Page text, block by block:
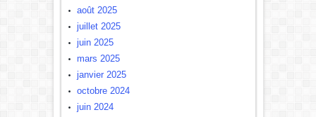
août 2025
juillet 2025
juin 2025
mars 2025
janvier 2025
octobre 2024
juin 2024